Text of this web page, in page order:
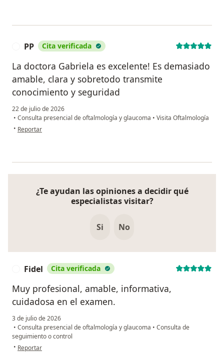
PP Cita verificada
La doctora Gabriela es excelente! Es demasiado
amable, clara y sobretodo transmite
conocimiento y seguridad
22 de julio de 2026
• Consulta presencial de oftalmología y glaucoma • Visita Oftalmología
• en opinión del usuario PP
Reportar
¿Te ayudan las opiniones a decidir qué
especialistas visitar?
Si No
Fidel Cita verificada
Muy profesional, amable, informativa,
cuidadosa en el examen.
3 de julio de 2026
• Consulta presencial de oftalmología y glaucoma • Consulta de
seguimiento o control
• en opinión del usuario Fidel
Reportar